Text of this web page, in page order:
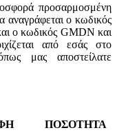
προσαρμοσμένη
αναγράφεται ο κωδικός
ο κωδικός GMDN και
από εσάς στο
μας αποστείλατε
ΠΟΣΟΤΗΤΑ